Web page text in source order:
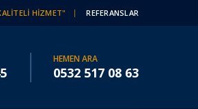
HİZMET" REFERANSLAR
HEMEN ARA
0532 517 08 63